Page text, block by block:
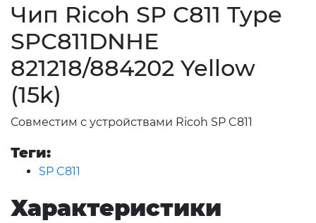
Чип Ricoh SP C811 Type
SPC811DNHE
821218/884202 Yellow
(15k)
Совместим с устройствами Ricoh SP C811
Теги:
SP C811
Характеристики